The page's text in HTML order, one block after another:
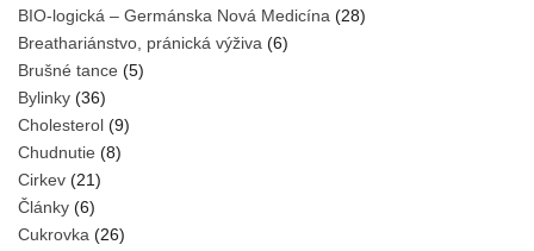
BIO-logická – Germánska Nová Medicína (28)
Breathariánstvo, pránická výživa (6)
Brušné tance (5)
Bylinky (36)
Cholesterol (9)
Chudnutie (8)
Cirkev (21)
Články (6)
Cukrovka (26)